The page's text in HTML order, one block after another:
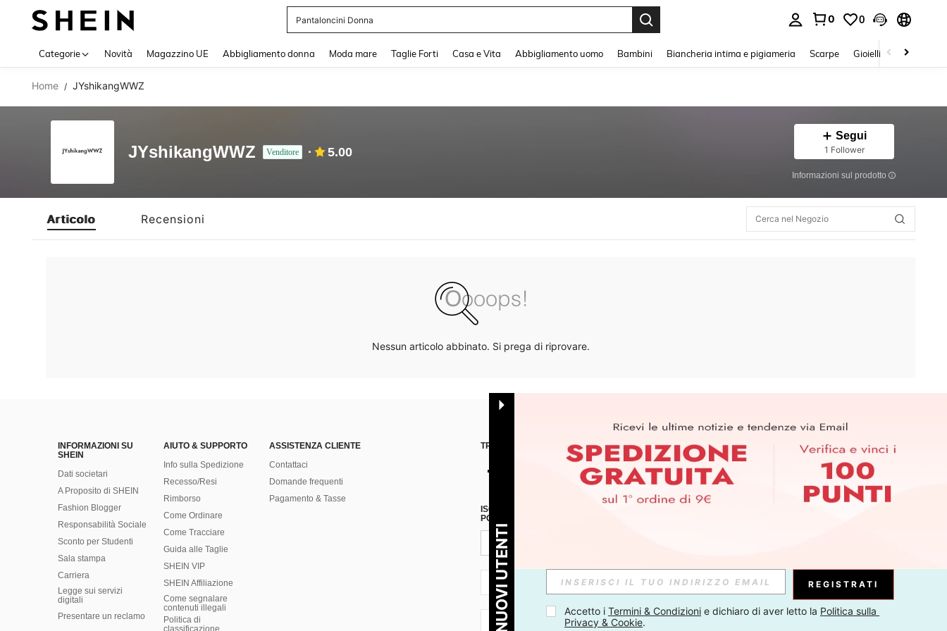
Pantaloncini Donna
0 0
Categorie Novità Magazzino UE Abbigliamento donna Moda mare Taglie Forti Casa e Vita Abbigliamento uomo Bambini Biancheria intima e pigiameria Scarpe Gioielli E Accessori
Home / JYshikangWWZ
JYshikangWWZ Venditore 5.00
Segui
1 Follower
Informazioni sul prodotto
Articolo Recensioni
Nessun articolo abbinato. Si prega di riprovare.
INFORMAZIONI SU
SHEIN
Dati societari
A Proposito di SHEIN
Fashion Blogger
Responsabilità Sociale
Sconto per Studenti
Sala stampa
Carriera
Legge sui servizi
digitali
Presentare un reclamo
AIUTO & SUPPORTO
Info sulla Spedizione
Recesso/Resi
Rimborso
Come Ordinare
Come Tracciare
Guida alle Taglie
SHEIN VIP
SHEIN Affiliazione
Come segnalare
contenuti illegali
Politica di
classificazione
ASSISTENZA CLIENTE
Contattaci
Domande frequenti
Pagamento & Tasse
TROVACI SU APP
ISCRIVITI ALLA NOSTRA NEWSLETTER PER SCOPRIRE LE ULTIME TENDENZE IN ANTEPRIMA! (È
POSSIBILE ANNULLARE LA SOTTOSCRIZIONE IN QUALSIASI MOMENTO).
IT + 39 Abbonati
IT + 39
PER I NUOVI UTENTI REGISTRATI
Accetto i Termini & Condizioni e dichiaro di aver letto la Politica sulla
Privacy & Cookie.